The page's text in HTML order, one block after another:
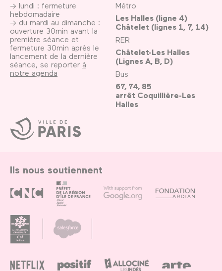
Ville
de
Paris
→ lundi : fermeture
hebdomadaire
→ du mardi au dimanche :
ouverture 30min avant la
première séance et
fermeture 30min après le
lancement de la dernière
séance, se reporter à
notre agenda
Métro
Les Halles (ligne 4)
Châtelet (lignes 1, 7, 14)
RER
Châtelet-Les Halles
(Lignes A, B, D)
Bus
67, 74, 85
arrêt Coquillière-Les
Halles
Ils nous soutiennent